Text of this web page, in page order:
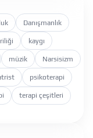
Danışmanlık
kaygı
müzik Narsisizm
psikoterapi
terapi çeşitleri